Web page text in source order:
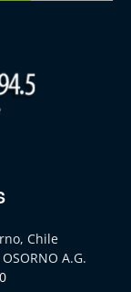
Chile
A.G.